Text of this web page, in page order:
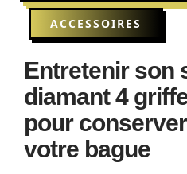
ACCESSOIRES
Entretenir son
diamant 4
pour
votre bague